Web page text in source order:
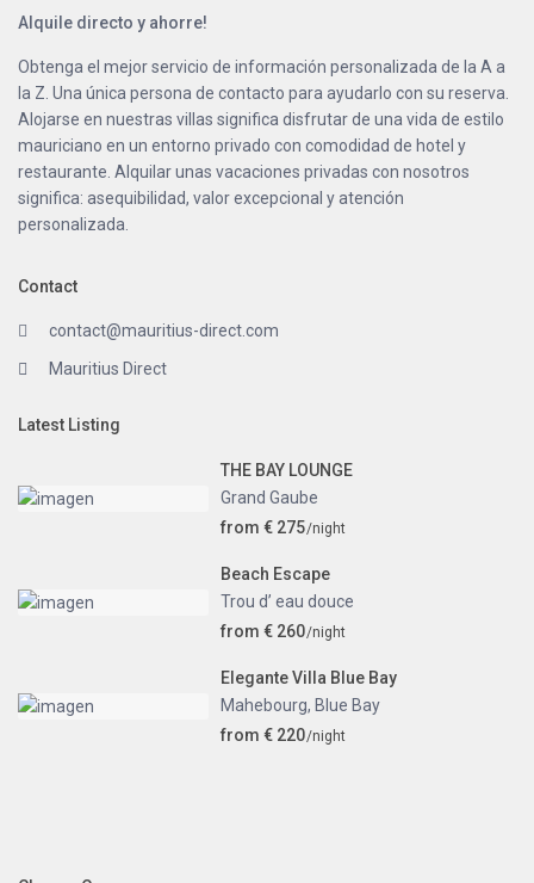
Alquile directo y ahorre!
Obtenga el mejor servicio de información personalizada de la A a
la Z. Una única persona de contacto para ayudarlo con su reserva.
Alojarse en nuestras villas significa disfrutar de una vida de estilo
mauriciano en un entorno privado con comodidad de hotel y
restaurante. Alquilar unas vacaciones privadas con nosotros
significa: asequibilidad, valor excepcional y atención
personalizada.
Contact
contact@mauritius-direct.com
Mauritius Direct
Latest Listing
THE BAY LOUNGE
Grand Gaube
from € 275/night
Beach Escape
Trou d’ eau douce
from € 260/night
Elegante Villa Blue Bay
Mahebourg, Blue Bay
from € 220/night